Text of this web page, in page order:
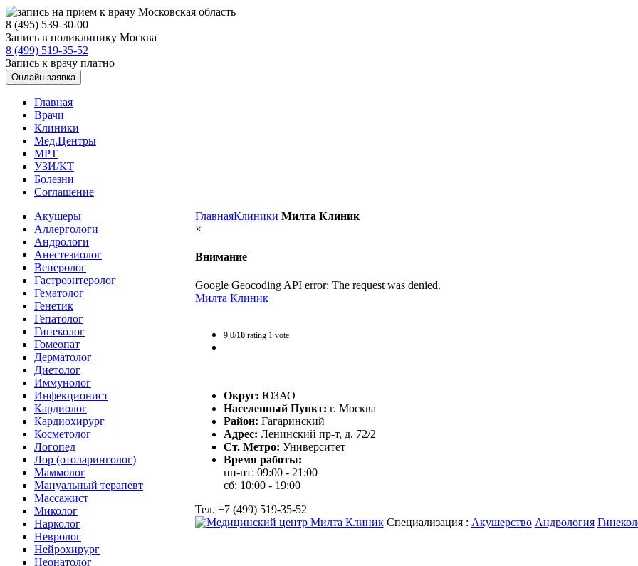
8 (495) 539-30-00
Запись в поликлинику Москва
8 (499) 519-35-52
Запись к врачу платно
Онлайн-заявка
Главная
Врачи
Клиники
Мед.Центры
МРТ
УЗИ/КТ
Болезни
Соглашение
ГлавнаяКлиники Милта Клиник
×
Внимание
Google Geocoding API error: The request was denied.
Милта Клиник
9.0/10rating 1 vote
Округ: ЮЗАО
Населенный Пункт: г. Москва
Район: Гагаринский
Адрес: Ленинский пр-т, д. 72/2
Ст. Метро: Университет
Время работы:
пн-пт: 09:00 - 21:00
сб: 10:00 - 19:00
Тел. +7 (499) 519-35-52
Специализация : Акушерство Андрология
Акушеры
Аллергологи
Андрологи
Анестезиолог
Венеролог
Гастроэнтеролог
Гематолог
Генетик
Гепатолог
Гинеколог
Гомеопат
Дерматолог
Диетолог
Иммунолог
Инфекционист
Кардиолог
Кардиохирург
Косметолог
Логопед
Лор (отоларинголог)
Маммолог
Мануальный терапевт
Массажист
Миколог
Нарколог
Невролог
Нейрохирург
Неонатолог